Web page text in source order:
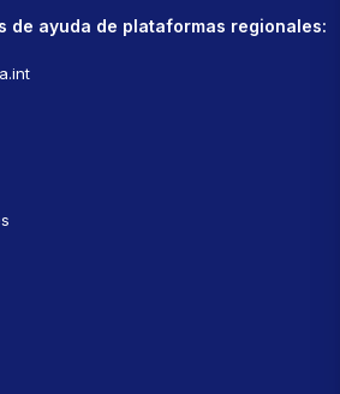
de ayuda de plataformas regionales: